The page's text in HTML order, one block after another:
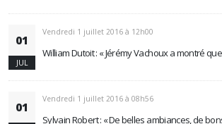
01
JUL
Vendredi 1 juillet 2016 à 12h00
William Dutoit : « Jérémy Vachoux a montré
01
Vendredi 1 juillet 2016 à 08h56
Sylvain Robert : « De belles ambiances, de